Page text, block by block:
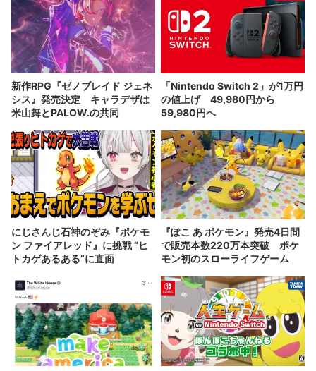
新作RPG『ゼノブレイド ジェネ
シス』発売決定 キャラデザは
米山舞とPALOW.の共同
「Nintendo Switch 2」が1万円
の値上げ 49,980円から
59,980円へ
にじさんじ石神のぞみ『ポケモ
ン ファイアレッド』に挑戦 “ヒ
トカゲあるある”に直面
『ぽこ あ ポケモン』発売4日間
で販売本数220万本突破 ポケ
モン初のスローライフゲーム